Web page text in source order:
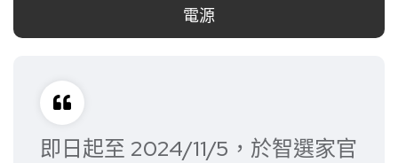
電源
即日起至 2024/11/5，於智選家官